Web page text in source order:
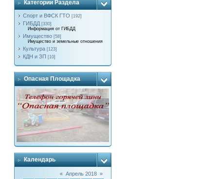
Категории Раздела
Спорт и ВФСК ГТО [192]
ГИБДД [330]
Информация от ГИБДД
Имущество [58]
Имущество и земельные отношения
Культура [123]
КДН и ЗП [10]
Опасная Площадка
Календарь
« Апрель 2018 »